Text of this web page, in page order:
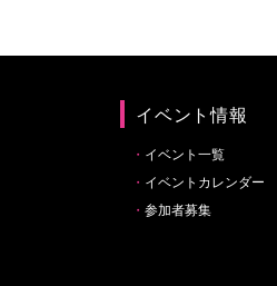
イベント情報
イベント一覧
イベントカレンダー
参加者募集